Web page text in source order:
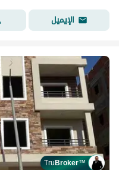
الإيميل
TruBroker™